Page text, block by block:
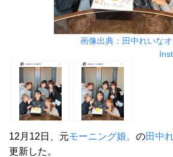
画像出典：田中れいな
12月12日、元モーニング娘。 の田中
更新した。